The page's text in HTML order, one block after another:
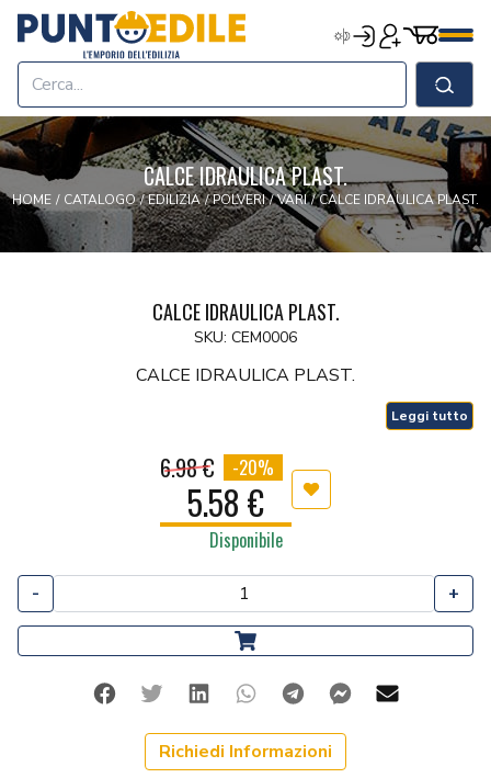
Edilizia Punto EdileAccediRegistrati
Cerca
Home
Chi Siamo
Termini & Condizioni
Contatti
CALCE IDRAULICA PLAST.
HOME / CATALOGO / EDILIZIA / POLVERI / VARI / CALCE IDRAULICA PLAST.
CALCE IDRAULICA PLAST.
SKU: CEM0006
CALCE IDRAULICA PLAST.
Leggi tutto
6.98 € -20%
5.58 € Aggiungi ai preferiti
Disponibile
- +
FacebookTwitterLinkedinWhatsappTelegramFacebook
Richiedi Informazioni